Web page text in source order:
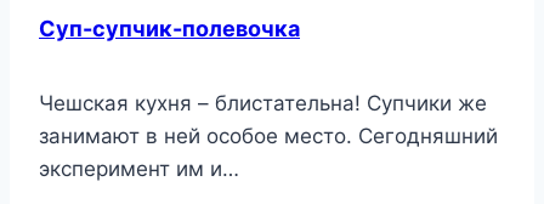
Суп-супчик-полевочка
Чешская кухня – блистательна! Супчики же
занимают в ней особое место. Сегодняшний
эксперимент им и…